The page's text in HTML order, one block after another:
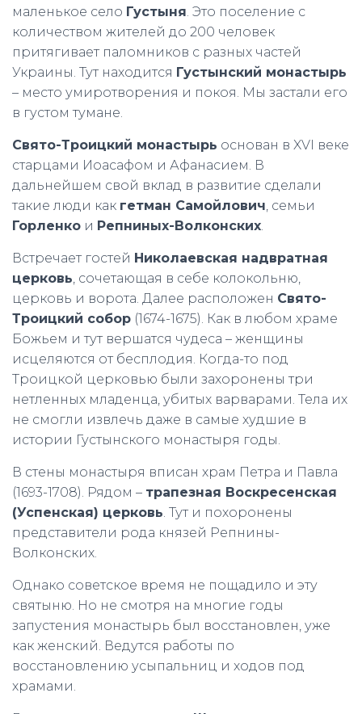
маленькое село Густыня. Это поселение с
количеством жителей до 200 человек
притягивает паломников с разных частей
Украины. Тут находится Густынский монастырь
– место умиротворения и покоя. Мы застали его
в густом тумане.
Свято-Троицкий монастырь основан в XVI веке
старцами Иоасафом и Афанасием. В
дальнейшем свой вклад в развитие сделали
такие люди как гетман Самойлович, семьи
Горленко и Репниных-Волконских.
Встречает гостей Николаевская надвратная
церковь, сочетающая в себе колокольню,
церковь и ворота. Далее расположен Свято-
Троицкий собор (1674-1675). Как в любом храме
Божьем и тут вершатся чудеса – женщины
исцеляются от бесплодия. Когда-то под
Троицкой церковью были захоронены три
нетленных младенца, убитых варварами. Тела их
не смогли извлечь даже в самые худшие в
истории Густынского монастыря годы.
В стены монастыря вписан храм Петра и Павла
(1693-1708). Рядом – трапезная Воскресенская
(Успенская) церковь. Тут и похоронены
представители рода князей Репнины-
Волконских.
Однако советское время не пощадило и эту
святыню. Но не смотря на многие годы
запустения монастырь был восстановлен, уже
как женский. Ведутся работы по
восстановлению усыпальниц и ходов под
храмами.